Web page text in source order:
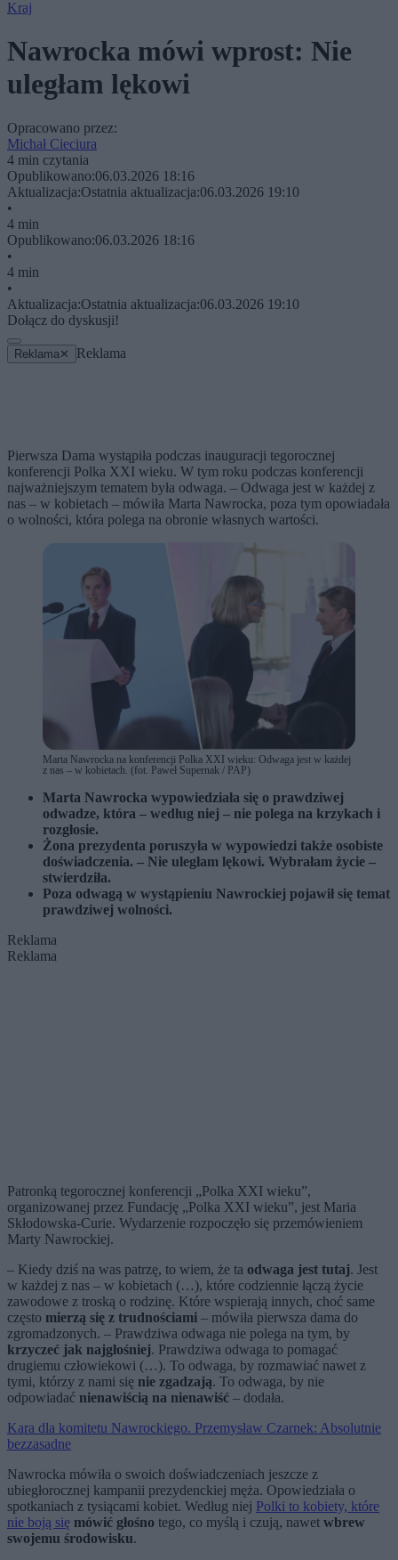
Kraj
Nawrocka mówi wprost: Nie
uległam lękowi
Opracowano przez:
Michał Cieciura
4 min czytania
Opublikowano:06.03.2026 18:16
Aktualizacja:Ostatnia aktualizacja:06.03.2026 19:10
•
4 min
Opublikowano:06.03.2026 18:16
•
4 min
•
Aktualizacja:Ostatnia aktualizacja:06.03.2026 19:10
Dołącz do dyskusji!
Reklama ✕ Reklama
Pierwsza Dama wystąpiła podczas inauguracji tegorocznej
konferencji Polka XXI wieku. W tym roku podczas konferencji
najważniejszym tematem była odwaga. – Odwaga jest w każdej z
nas – w kobietach – mówiła Marta Nawrocka, poza tym opowiadała
o wolności, która polega na obronie własnych wartości.
Marta Nawrocka na konferencji Polka XXI wieku: Odwaga jest w każdej
z nas – w kobietach. (fot. Paweł Supernak / PAP)
Marta Nawrocka wypowiedziała się o prawdziwej
odwadze, która – według niej – nie polega na krzykach i
rozgłosie.
Żona prezydenta poruszyła w wypowiedzi także osobiste
doświadczenia. – Nie uległam lękowi. Wybrałam życie –
stwierdziła.
Poza odwagą w wystąpieniu Nawrockiej pojawił się temat
prawdziwej wolności.
Reklama
Reklama
Patronką tegorocznej konferencji „Polka XXI wieku”,
organizowanej przez Fundację „Polka XXI wieku”, jest Maria
Skłodowska-Curie. Wydarzenie rozpoczęło się przemówieniem
Marty Nawrockiej.
– Kiedy dziś na was patrzę, to wiem, że ta odwaga jest tutaj. Jest
w każdej z nas – w kobietach (…), które codziennie łączą życie
zawodowe z troską o rodzinę. Które wspierają innych, choć same
często mierzą się z trudnościami – mówiła pierwsza dama do
zgromadzonych. – Prawdziwa odwaga nie polega na tym, by
krzyczeć jak najgłośniej. Prawdziwa odwaga to pomagać
drugiemu człowiekowi (…). To odwaga, by rozmawiać nawet z
tymi, którzy z nami się nie zgadzają. To odwaga, by nie
odpowiadać nienawiścią na nienawiść – dodała.
Kara dla komitetu Nawrockiego. Przemysław Czarnek: Absolutnie
bezzasadne
Nawrocka mówiła o swoich doświadczeniach jeszcze z
ubiegłorocznej kampanii prezydenckiej męża. Opowiedziała o
spotkaniach z tysiącami kobiet. Według niej Polki to kobiety, które
nie boją się mówić głośno tego, co myślą i czują, nawet wbrew
swojemu środowisku.